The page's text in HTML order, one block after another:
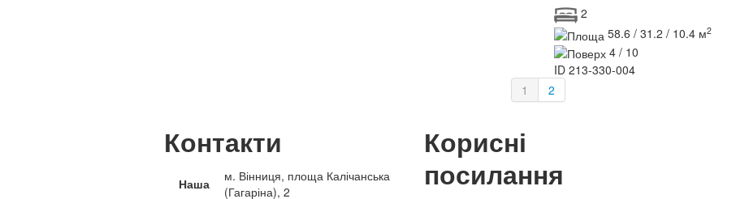
2
58.6 / 31.2 / 10.4 м2
4 / 10
ID 213-330-004
1 2
Контакти
Наша
м. Вінниця, площа Калічанська
(Гагаріна), 2
Корисні
посилання